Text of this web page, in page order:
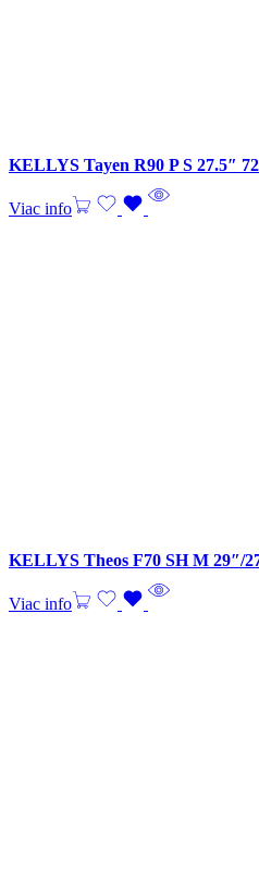
KELLYS Tayen R90 P S 27.5″
Viac info
KELLYS Theos F70 SH M 29″/
Viac info